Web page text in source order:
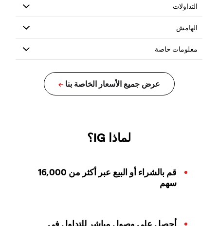
لماذا IG؟
قم بالشراء أو البيع عبر أكثر من 16,000
سهم
أحصل على وصول مباشر للتداول في